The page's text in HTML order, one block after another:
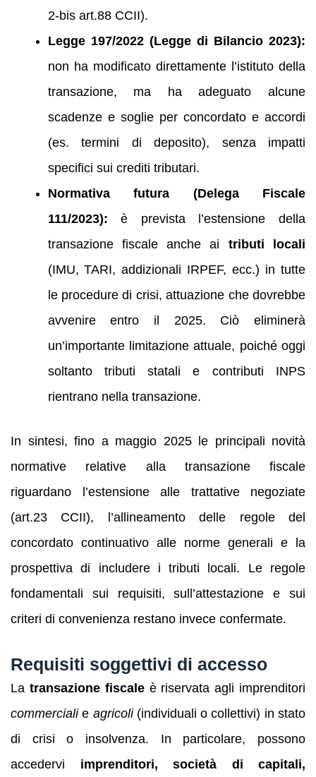
2-bis art.88 CCII).
Legge 197/2022 (Legge di Bilancio 2023):
non ha modificato direttamente l’istituto della
transazione, ma ha adeguato alcune
scadenze e soglie per concordato e accordi
(es. termini di deposito), senza impatti
specifici sui crediti tributari.
Normativa futura (Delega Fiscale
111/2023): è prevista l’estensione della
transazione fiscale anche ai tributi locali
(IMU, TARI, addizionali IRPEF, ecc.) in tutte
le procedure di crisi, attuazione che dovrebbe
avvenire entro il 2025. Ciò eliminerà
un’importante limitazione attuale, poiché oggi
soltanto tributi statali e contributi INPS
rientrano nella transazione.
In sintesi, fino a maggio 2025 le principali novità
normative relative alla transazione fiscale
riguardano l’estensione alle trattative negoziate
(art.23 CCII), l’allineamento delle regole del
concordato continuativo alle norme generali e la
prospettiva di includere i tributi locali. Le regole
fondamentali sui requisiti, sull’attestazione e sui
criteri di convenienza restano invece confermate.
Requisiti soggettivi di accesso
La transazione fiscaleè riservata agli imprenditori
commercialie agricoli(individuali o collettivi) in stato
di crisi o insolvenza. In particolare, possono
accedervi imprenditori, società di capitali,